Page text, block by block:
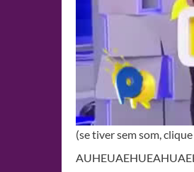
(se tiver sem som,